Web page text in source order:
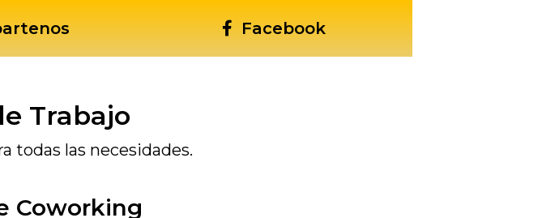
Facebook
Trabajo
todas las necesidades.
Coworking